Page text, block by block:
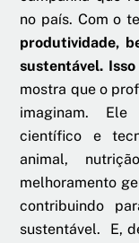
no país. Com o
produtividade,
sustentável.
mostra que o
imaginam.
científico e
animal,
melhoramento
contribuindo
sustentável. E,